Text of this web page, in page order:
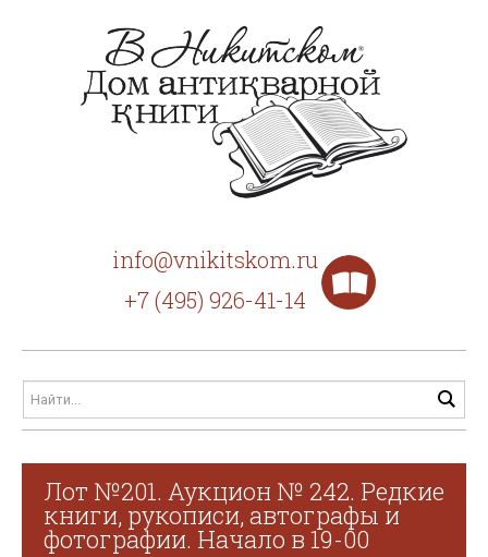
info@vnikitskom.ru
+7 (495) 926-41-14
Лот №201. Аукцион № 242. Редкие
книги, рукописи, автографы и
фотографии. Начало в 19-00